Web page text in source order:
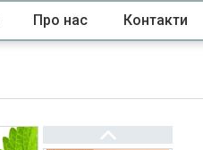
Про нас Контакти